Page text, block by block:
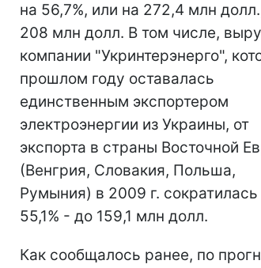
на 56,7%, или на 272,4 млн
208 млн долл. В том числе,
компании "Укринтерэнерго",
прошлом году оставалась
единственным экспортером
электроэнергии из Украины, от
экспорта в страны Восточной
(Венгрия, Словакия, Польша,
Румыния) в 2009 г. сократилась
55,1% - до 159,1 млн долл.
Как сообщалось ранее, по